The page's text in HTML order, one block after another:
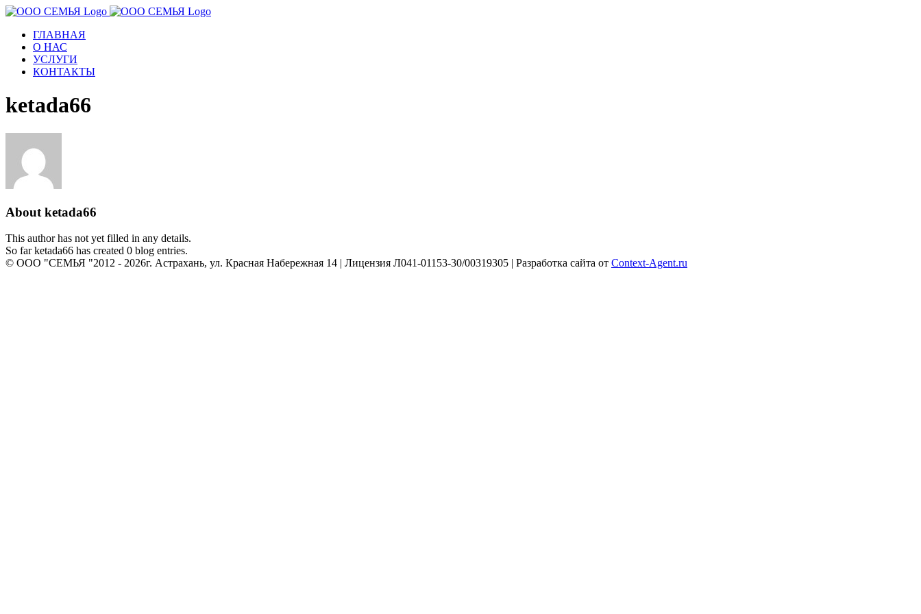
ГЛАВНАЯ
О НАС
УСЛУГИ
КОНТАКТЫ
ketada66
About ketada66
This author has not yet filled in any details.
So far ketada66 has created 0 blog entries.
© ООО "СЕМЬЯ "2012 - 2026г. Астрахань, ул. Красная Набережная 14 | Лицензия Л041-01153-30/00319305 | Разработка сайта от Context-Agent.ru